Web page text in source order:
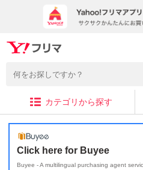
カテゴリから探す
Click here for Buyee
Buyee - A multilingual purchasing agent